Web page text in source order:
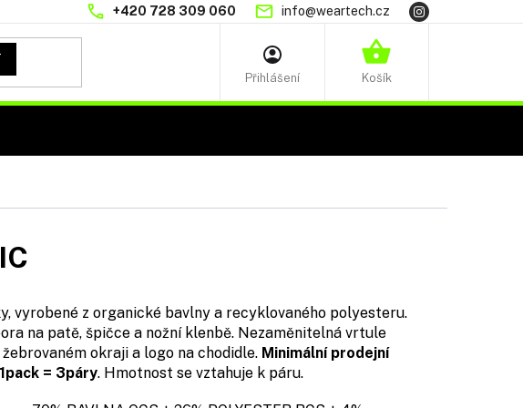
+420 728 309 060 info@weartech.cz
NÁKUPNÍ
vyrobené z organické bavlny a recyklovaného polyesteru.
na patě, špičce a nožní klenbě. Nezaměnitelná vrtule
okraji a logo na chodidle. Minimální prodejní
= 3páry. Hmotnost se vztahuje k páru.